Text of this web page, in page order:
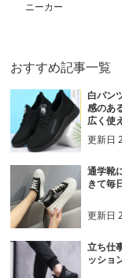
ニーカー
おすすめ記事一覧
白パン
感のあ
広く使
更新日
通学靴
きて毎
更新日
立ち仕
ッショ